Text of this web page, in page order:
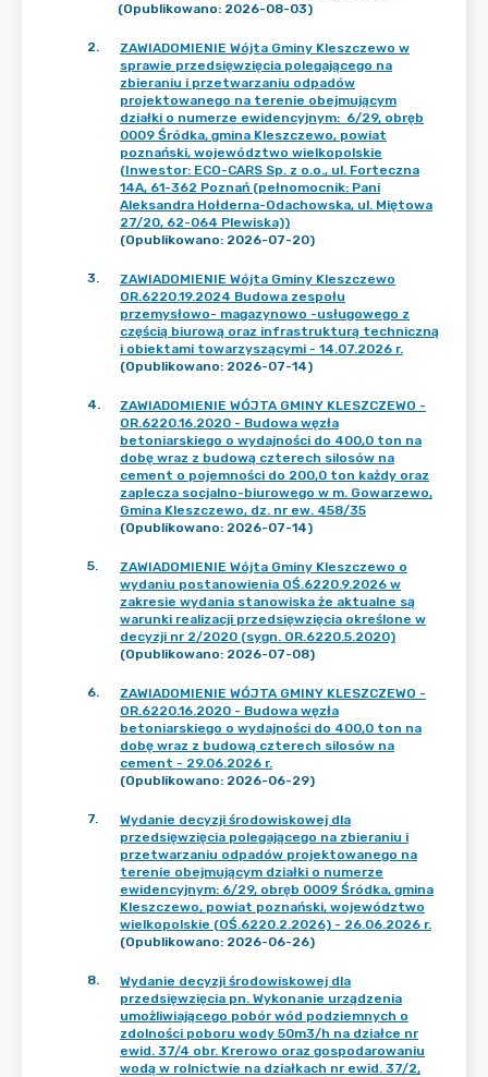
(Opublikowano: 2026-08-03)
2.
ZAWIADOMIENIE Wójta Gminy Kleszczewo w
sprawie przedsięwzięcia polegającego na
zbieraniu i przetwarzaniu odpadów
projektowanego na terenie obejmującym
działki o numerze ewidencyjnym: 6/29, obręb
0009 Śródka, gmina Kleszczewo, powiat
poznański, województwo wielkopolskie
(Inwestor: ECO-CARS Sp. z o.o., ul. Forteczna
14A, 61-362 Poznań (pełnomocnik: Pani
Aleksandra Hołderna-Odachowska, ul. Miętowa
27/20, 62-064 Plewiska))
(Opublikowano: 2026-07-20)
3.
ZAWIADOMIENIE Wójta Gminy Kleszczewo
OR.6220.19.2024 Budowa zespołu
przemysłowo- magazynowo -usługowego z
częścią biurową oraz infrastrukturą techniczną
i obiektami towarzyszącymi - 14.07.2026 r.
(Opublikowano: 2026-07-14)
4.
ZAWIADOMIENIE WÓJTA GMINY KLESZCZEWO -
OR.6220.16.2020 - Budowa węzła
betoniarskiego o wydajności do 400,0 ton na
dobę wraz z budową czterech silosów na
cement o pojemności do 200,0 ton każdy oraz
zaplecza socjalno-biurowego w m. Gowarzewo,
Gmina Kleszczewo, dz. nr ew. 458/35
(Opublikowano: 2026-07-14)
5.
ZAWIADOMIENIE Wójta Gminy Kleszczewo o
wydaniu postanowienia OŚ.6220.9.2026 w
zakresie wydania stanowiska że aktualne są
warunki realizacji przedsięwzięcia określone w
decyzji nr 2/2020 (sygn. OR.6220.5.2020)
(Opublikowano: 2026-07-08)
6.
ZAWIADOMIENIE WÓJTA GMINY KLESZCZEWO -
OR.6220.16.2020 - Budowa węzła
betoniarskiego o wydajności do 400,0 ton na
dobę wraz z budową czterech silosów na
cement - 29.06.2026 r.
(Opublikowano: 2026-06-29)
7.
Wydanie decyzji środowiskowej dla
przedsięwzięcia polegającego na zbieraniu i
przetwarzaniu odpadów projektowanego na
terenie obejmującym działki o numerze
ewidencyjnym: 6/29, obręb 0009 Śródka, gmina
Kleszczewo, powiat poznański, województwo
wielkopolskie (OŚ.6220.2.2026) - 26.06.2026 r.
(Opublikowano: 2026-06-26)
8.
Wydanie decyzji środowiskowej dla
przedsięwzięcia pn. Wykonanie urządzenia
umożliwiającego pobór wód podziemnych o
zdolności poboru wody 50m3/h na działce nr
ewid. 37/4 obr. Krerowo oraz gospodarowaniu
wodą w rolnictwie na działkach nr ewid. 37/2,